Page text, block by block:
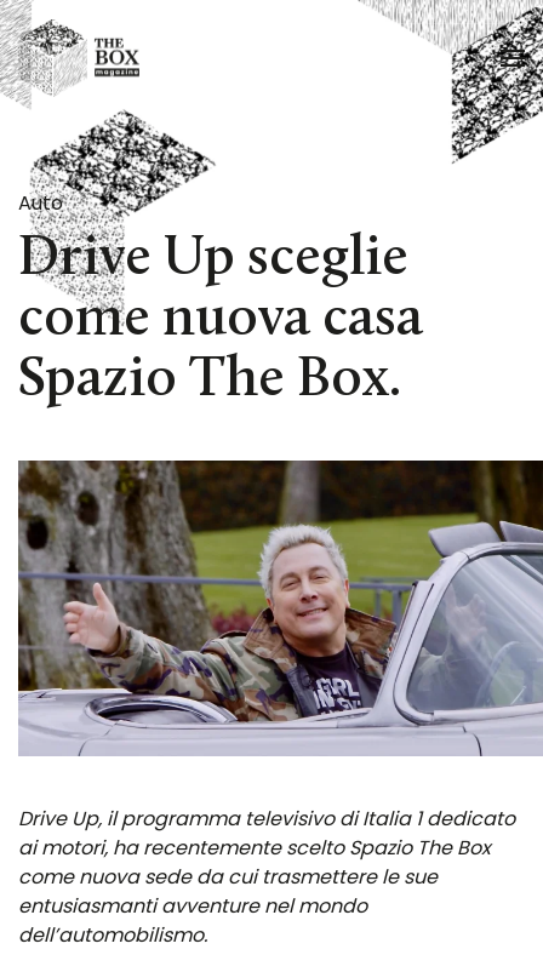
Passa al contenuto principale
Auto
Drive Up sceglie
come nuova casa
Spazio The Box.
Drive Up, il programma televisivo di Italia 1 dedicato
ai motori, ha recentemente scelto Spazio The Box
come nuova sede da cui trasmettere le sue
entusiasmanti avventure nel mondo
dell’automobilismo.